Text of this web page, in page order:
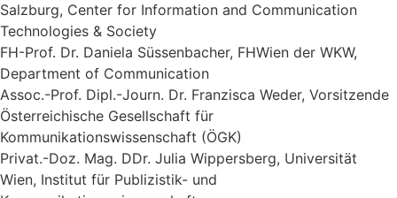
Salzburg, Center for Information and Communication
Technologies & Society
FH-Prof. Dr. Daniela Süssenbacher, FHWien der WKW,
Department of Communication
Assoc.-Prof. Dipl.-Journ. Dr. Franzisca Weder, Vorsitzende
Österreichische Gesellschaft für
Kommunikationswissenschaft (ÖGK)
Privat.-Doz. Mag. DDr. Julia Wippersberg, Universität
Wien, Institut für Publizistik- und